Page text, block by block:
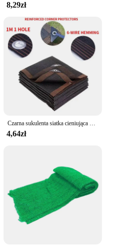
from Shade Sails &
outdoor living.
for style and
offers an elegant
of the sun. Its
blends with any
a sleek and
the ambiance of
looking to create a cozy
your pool area from
is the perfect choice.
resistant
is
elements. Its robust
and durability,
for both residential and
of installation is a
set up your shade sail
no need for complex
enjoy the benefits of
8,29zł
Czarna sukulenta siatka cieniująca anty-UV HDPE siatka cieniująca nakrycie basenu na zewnątrz siatka cieniująca cieniowanie 85 ~ 90%
4,64zł